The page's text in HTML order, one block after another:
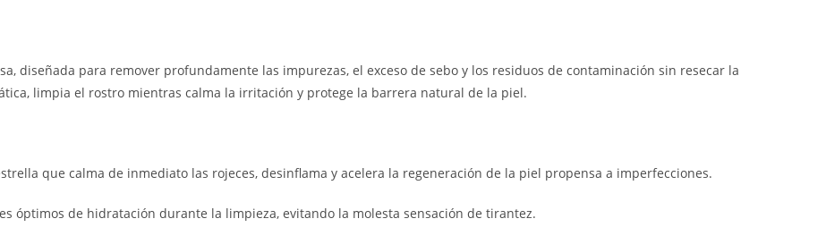
diseñada para remover profundamente las impurezas, el exceso de sebo y los residuos de contaminación sin resecar la
limpia el rostro mientras calma la irritación y protege la barrera natural de la piel.
que calma de inmediato las rojeces, desinflama y acelera la regeneración de la piel propensa a imperfecciones.
óptimos de hidratación durante la limpieza, evitando la molesta sensación de tirantez.